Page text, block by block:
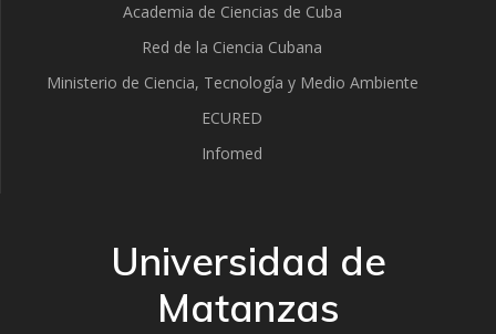
Academia de Ciencias de Cuba
Red de la Ciencia Cubana
Ministerio de Ciencia, Tecnología y Medio Ambiente
ECURED
Infomed
Universidad de
Matanzas